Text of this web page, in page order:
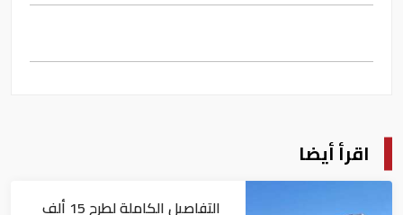
اقرأ أيضا
التفاصيل الكاملة لطرح 15 ألف